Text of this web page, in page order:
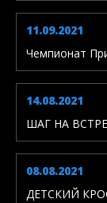
11.09.2021
Чемпионат
14.08.2021
ШАГ НА
08.08.2021
ДЕТСКИЙ